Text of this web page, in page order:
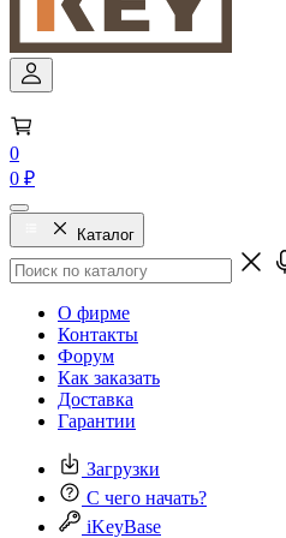
0
0 ₽
Каталог
О фирме
Контакты
Форум
Как заказать
Доставка
Гарантии
Загрузки
С чего начать?
iKeyBase